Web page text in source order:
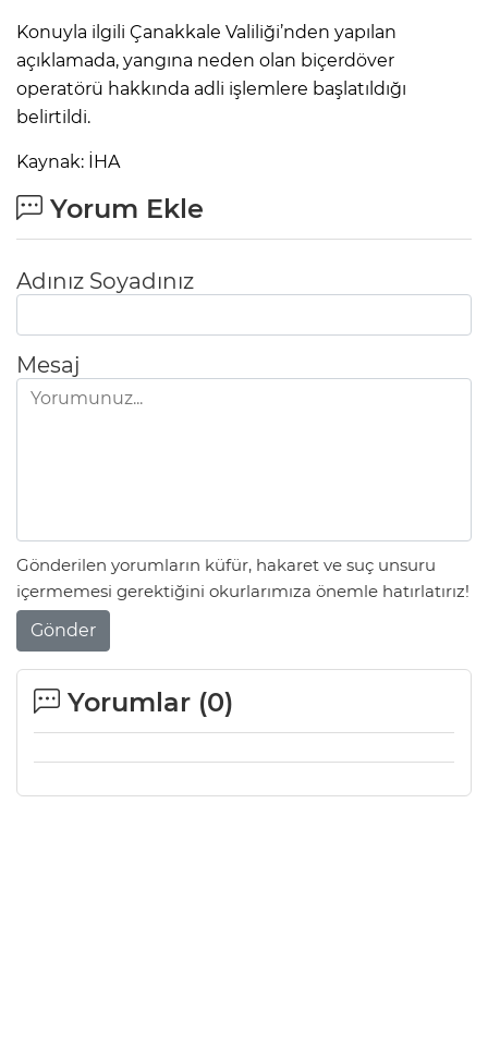
Konuyla ilgili Çanakkale Valiliği’nden yapılan
açıklamada, yangına neden olan biçerdöver
operatörü hakkında adli işlemlere başlatıldığı
belirtildi.
Kaynak: İHA
Yorum Ekle
Adınız Soyadınız
Mesaj
Gönderilen yorumların küfür, hakaret ve suç unsuru
içermemesi gerektiğini okurlarımıza önemle hatırlatırız!
Gönder
Yorumlar (0)